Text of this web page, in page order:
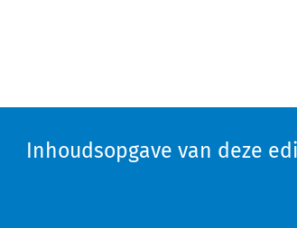
Inhoudsopgave van deze